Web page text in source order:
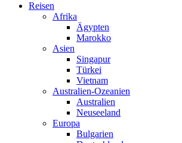
Reisen
Afrika
Ägypten
Marokko
Asien
Singapur
Türkei
Vietnam
Australien-Ozeanien
Australien
Neuseeland
Europa
Bulgarien